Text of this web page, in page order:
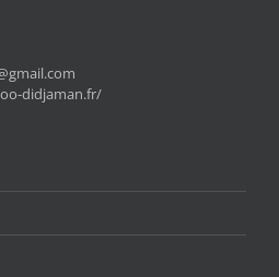
didjaman.fr/